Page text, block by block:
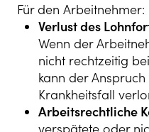
Für den Arbeitnehmer:
Verlust des
Wenn der
nicht rechtzeitig
kann der
Krankheitsfall
Arbeitsrechtliche
verspätete oder